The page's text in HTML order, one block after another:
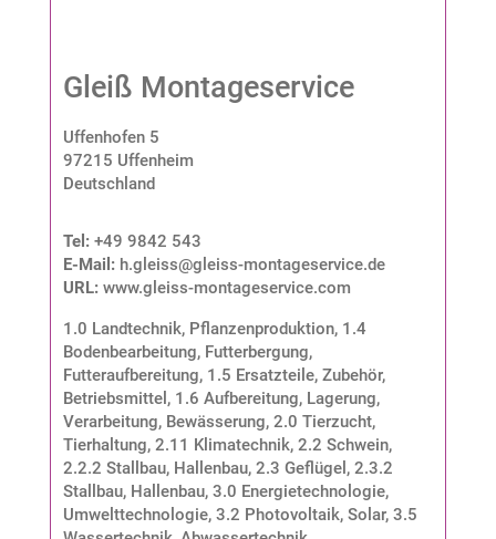
Gleiß Montageservice
Uffenhofen 5
97215 Uffenheim
Deutschland
Tel: +49 9842 543
E-Mail: h.gleiss@gleiss-montageservice.de
URL: www.gleiss-montageservice.com
1.0 Landtechnik, Pflanzenproduktion, 1.4
Bodenbearbeitung, Futterbergung,
Futteraufbereitung, 1.5 Ersatzteile, Zubehör,
Betriebsmittel , 1.6 Aufbereitung, Lagerung,
Verarbeitung, Bewässerung, 2.0 Tierzucht,
Tierhaltung, 2.11 Klimatechnik, 2.2 Schwein,
2.2.2 Stallbau, Hallenbau, 2.3 Geflügel , 2.3.2
Stallbau, Hallenbau, 3.0 Energietechnologie,
Umwelttechnologie, 3.2 Photovoltaik, Solar, 3.5